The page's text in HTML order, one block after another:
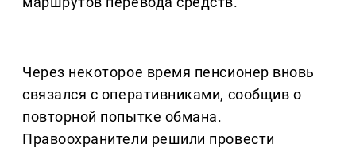
Через некоторое время пенсионер вновь
связался с оперативниками, сообщив о
повторной попытке обмана.
Правоохранители решили провести